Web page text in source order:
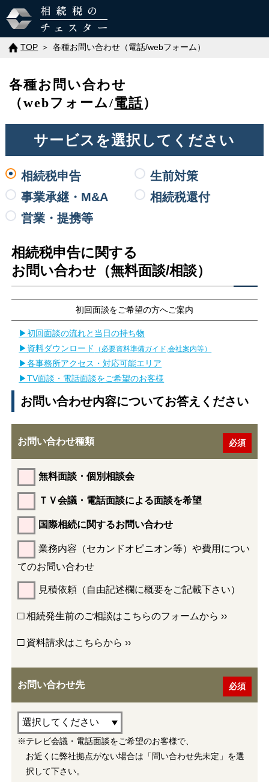
TOP 各種お問い合わせ（電話/webフォーム）
各種お問い合わせ
（webフォーム/電話）
サービスを選択してください
相続税申告
生前対策
事業承継・M&A
相続税還付
営業・ 提携等
相続税申告に関する
お問い合わせ（無料面談/相談）
初回面談をご希望の方へご案内
▶初回面談の流れと当日の持ち物
▶資料ダウンロード
（必要資料準備ガイド,会社案内等）
▶各事務所アクセス・対応可能エリア
▶TV面談・電話面談をご希望のお客様
お問い合わせ内容についてお答えください
お問い合わせ種類
無料面談・個別相談会
ＴＶ会議・電話面談による面談を希望
国際相続に関するお問い合わせ
業務内容（セカンドオピニオン等）や費用につい
てのお問い合わせ
見積依頼（自由記述欄に概要をご記載下さい）
□相続発生前のご相談はこちらのフォームから ››
□資料請求はこちらから ››
お問い合わせ先
※テレビ会議・電話面談をご希望のお客様で、
お近くに弊社拠点がない場合は「問い合わせ先未定」を選
択して下さい。